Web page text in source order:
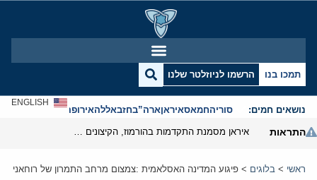
תמכו בנו הרשמו לניוזלטר שלנו
נושאים חמים: סוריהחמאסאיראןארה”בחזבאללהאירופהאנטישמיות
ENGLISH
התראות
ראשי > בלוגים > פיגוע המדינה האסלאמית :צמצום מרחב התמרון של רוחאני